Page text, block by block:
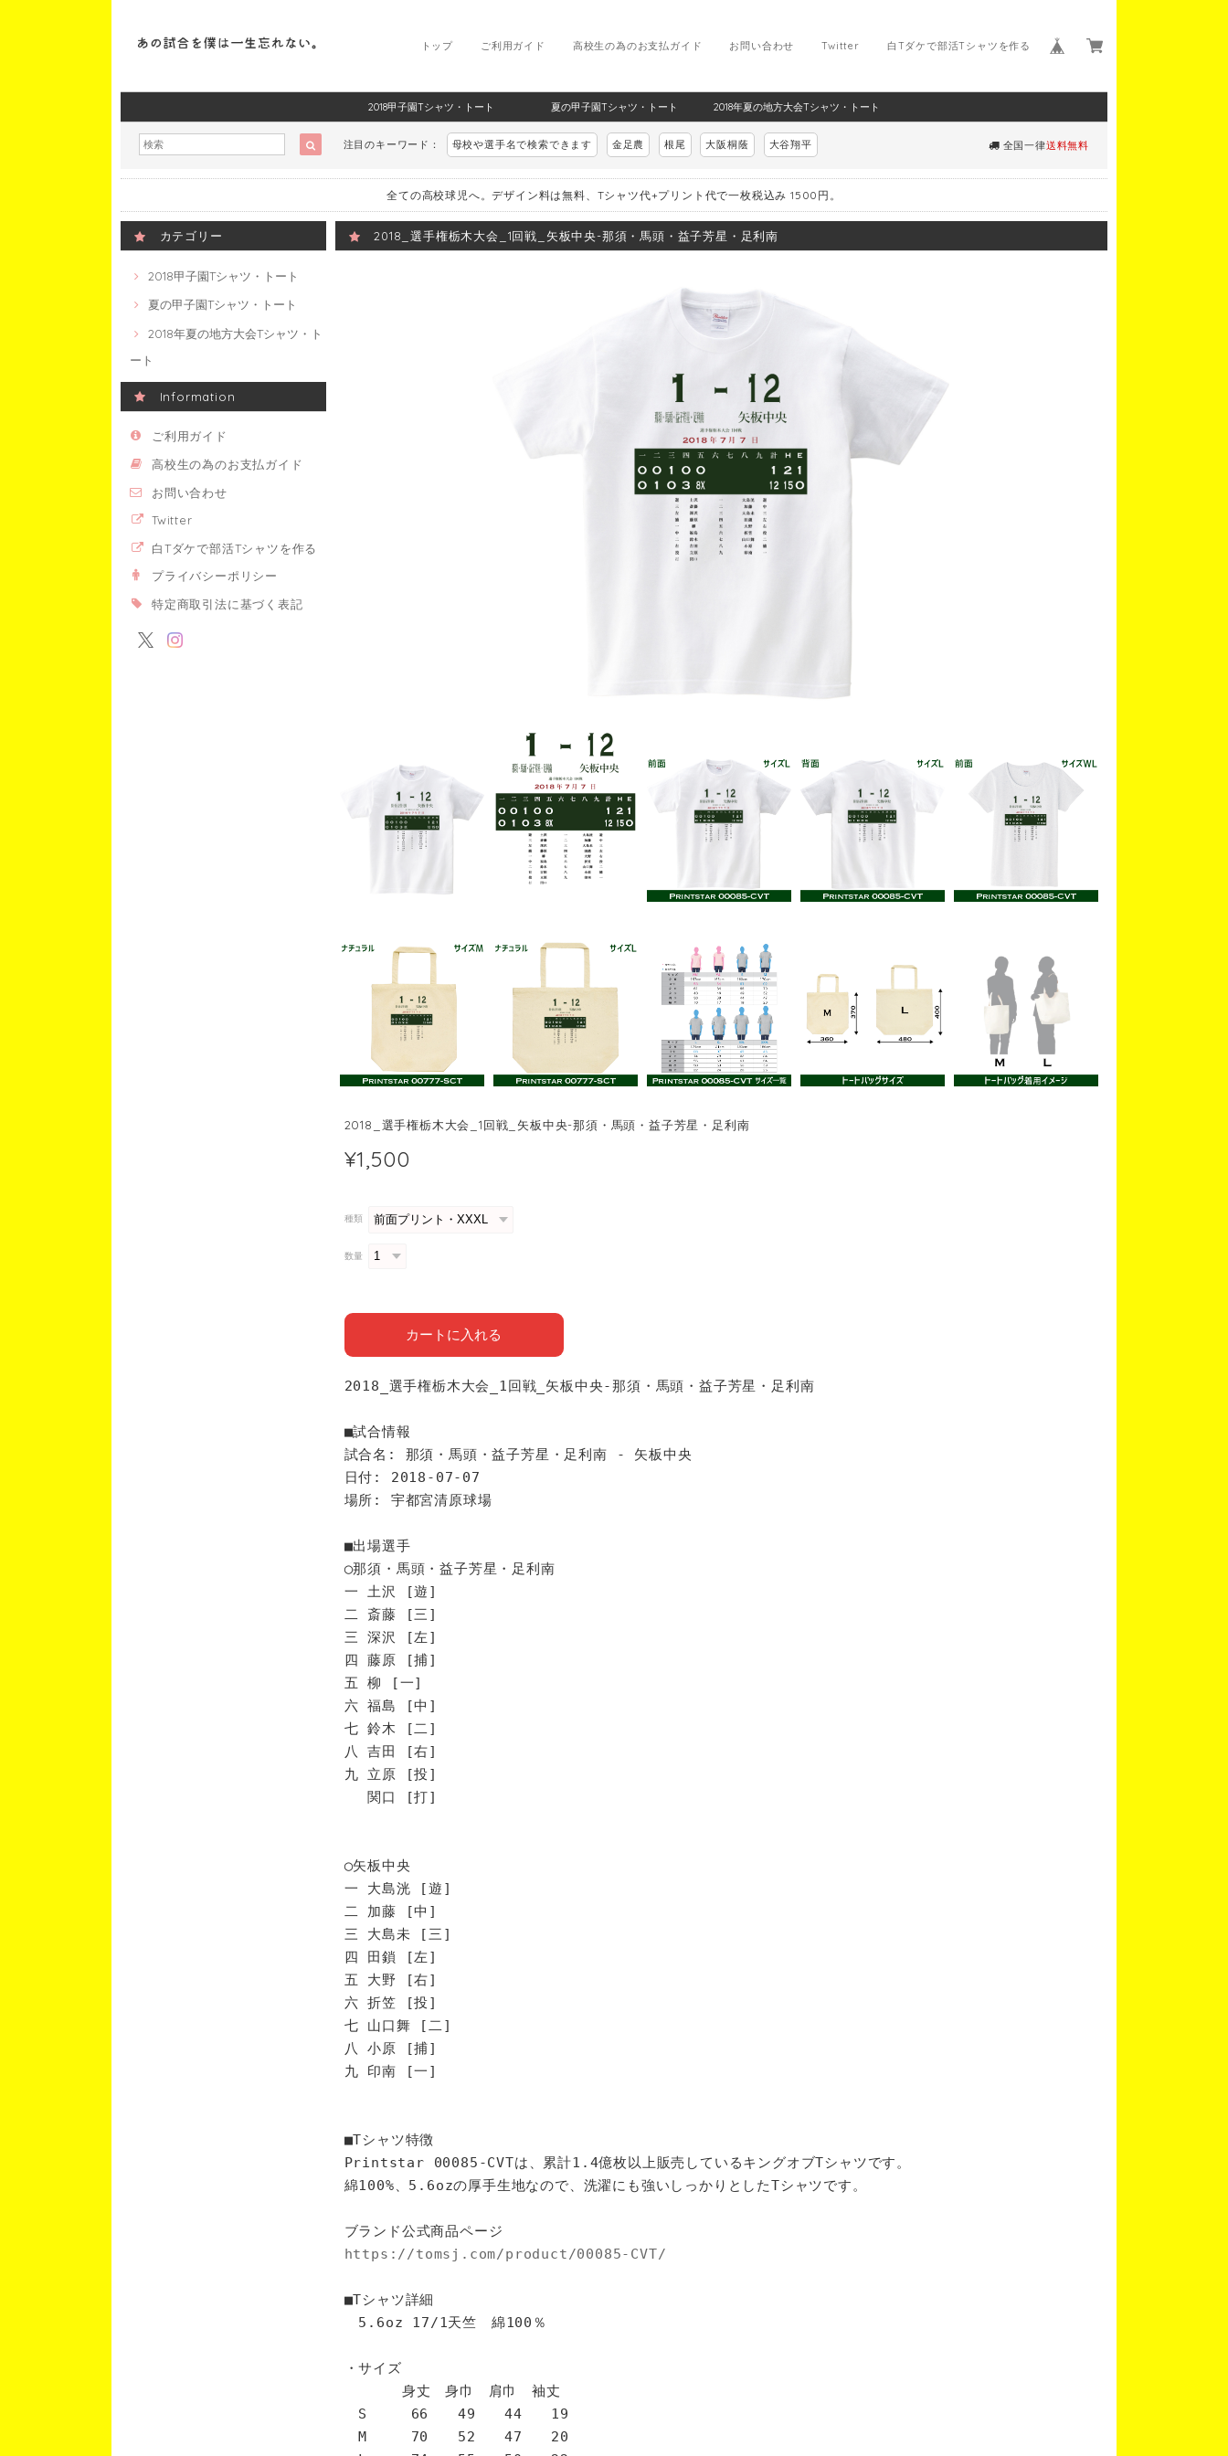
白Tダケで部活Tシャツを作る
Twitter
お問い合わせ
高校生の為のお支払ガイド
ご利用ガイド
トップ
2018甲子園Tシャツ・トート 夏の甲子園Tシャツ・トート 2018年夏の地方大会Tシャツ・トート
注目のキーワード： 母校や選手名で検索できます 金足農 根尾 大阪桐蔭 大谷翔平 全国一律送料無料
全ての高校球児へ。デザイン料は無料、Tシャツ代+プリント代で一枚税込み 1500円。
カテゴリー
2018甲子園Tシャツ・トート
夏の甲子園Tシャツ・トート
2018年夏の地方大会Tシャツ・ト
ート
Information
ご利用ガイド
高校生の為のお支払ガイド
お問い合わせ
Twitter
白Tダケで部活Tシャツを作る
プライバシーポリシー
特定商取引法に基づく表記
2018_選手権栃木大会_1回戦_矢板中央-那須・馬頭・益子芳星・足利南
2018_選手権栃木大会_1回戦_矢板中央-那須・馬頭・益子芳星・足利南
¥1,500
種類
数量
カートに入れる
2018_選手権栃木大会_1回戦_矢板中央-那須・馬頭・益子芳星・足利南
■試合情報
試合名: 那須・馬頭・益子芳星・足利南 - 矢板中央
日付: 2018-07-07
場所: 宇都宮清原球場
■出場選手
◯那須・馬頭・益子芳星・足利南
一 土沢 [遊]
二 斎藤 [三]
三 深沢 [左]
四 藤原 [捕]
五 柳 [一]
六 福島 [中]
七 鈴木 [二]
八 吉田 [右]
九 立原 [投]
関口 [打]
◯矢板中央
一 大島洸 [遊]
二 加藤 [中]
三 大島未 [三]
四 田鎖 [左]
五 大野 [右]
六 折笠 [投]
七 山口舞 [二]
八 小原 [捕]
九 印南 [一]
■Tシャツ特徴
Printstar 00085-CVTは、累計1.4億枚以上販売しているキングオブTシャツです。
綿100%、5.6ozの厚手生地なので、洗濯にも強いしっかりとしたTシャツです。
ブランド公式商品ページ
https://tomsj.com/product/00085-CVT/
■Tシャツ詳細
5.6oz 17/1天竺 綿100％
・サイズ
身丈 身巾 肩巾 袖丈
S 66 49 44 19
M 70 52 47 20